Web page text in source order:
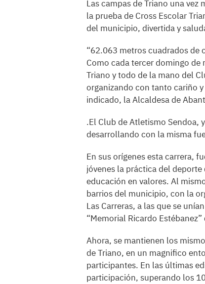
Las campas de Triano una
la prueba de Cross Escolar
del municipio, divertida y
“62.063 metros cuadrados de
Como cada tercer domingo de
Triano y todo de la mano del
organizando con tanto cariño
indicado, la Alcaldesa de
.El Club de Atletismo Sendoa,
desarrollando con la misma
En sus orígenes esta carrera,
jóvenes la práctica del
educación en valores. Al
barrios del municipio, con la
Las Carreras, a las que se
“Memorial Ricardo
Ahora, se mantienen los
de Triano, en un magnifico
participantes. En las últimas
participación, superando los